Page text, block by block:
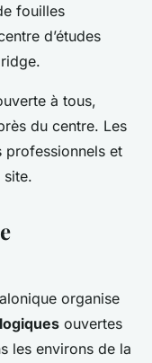
fouilles
d’études
à tous,
du centre. Les
professionnels et
site.
organise
ouvertes
les environs de la